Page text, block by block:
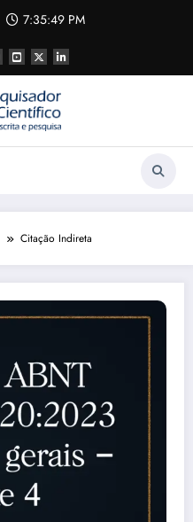
7:35:49 PM
Citação Indireta